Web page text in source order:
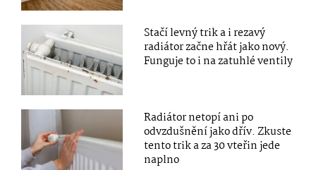
Stačí levný trik a i rezavý
radiátor začne hřát jako nový.
Funguje to i na zatuhlé ventily
Radiátor netopí ani po
odvzdušnění jako dřív. Zkuste
tento trik a za 30 vteřin jede
naplno